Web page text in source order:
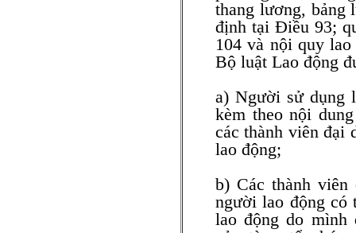
thang lương, bảng
định tại Điều 93;
104 và nội quy
Bộ luật Lao động
a) Người sử dụng
kèm theo nội
các thành viên đại
lao động;
b) Các thành
người lao động có
lao động do mình